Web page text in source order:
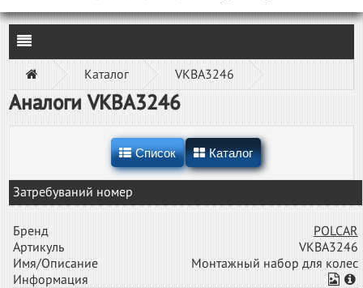
Каталог VKBA3246
Аналоги VKBA3246
Список Каталог
Затребуваний номер
Бренд
POLCAR
Артикуль
VKBA3246
Имя/Описание
Монтажный набор для колес
Информация